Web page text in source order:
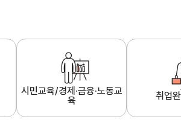
시민교육/경제·금융·노동교
육
취업